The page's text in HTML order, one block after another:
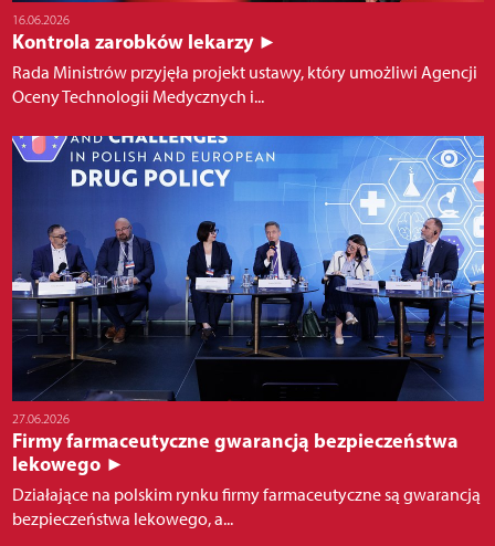
16.06.2026
Kontrola zarobków lekarzy ►
Rada Ministrów przyjęła projekt ustawy, który umożliwi Agencji
Oceny Technologii Medycznych i...
27.06.2026
Firmy farmaceutyczne gwarancją bezpieczeństwa
lekowego ►
Działające na polskim rynku firmy farmaceutyczne są gwarancją
bezpieczeństwa lekowego, a...